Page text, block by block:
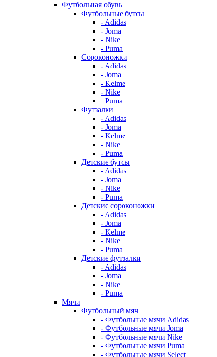
Футбольная обувь
Футбольные бутсы
- Adidas
- Joma
- Nike
- Puma
Сороконожки
- Adidas
- Joma
- Kelme
- Nike
- Puma
Футзалки
- Adidas
- Joma
- Kelme
- Nike
- Puma
Детские бутсы
- Adidas
- Joma
- Nike
- Puma
Детские сороконожки
- Adidas
- Joma
- Kelme
- Nike
- Puma
Детские футзалки
- Adidas
- Joma
- Nike
- Puma
Мячи
Футбольный мяч
- Футбольные мячи Adidas
- Футбольные мячи Joma
- Футбольные мячи Nike
- Футбольные мячи Puma
- Футбольные мячи Select